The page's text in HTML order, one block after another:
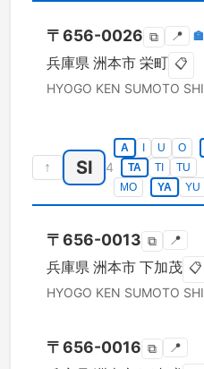
〒656-0026 ⧉ 📍 🏣
兵庫県 洲本市 栄町 📋
HYOGO KEN SUMOTO SHI
↑ SI 4
A U O
TA
TI TU
MO
YA YU
〒656-0013 ⧉ 📍
兵庫県 洲本市 下加茂 📋
HYOGO KEN SUMOTO SHI
〒656-0016 ⧉ 📍